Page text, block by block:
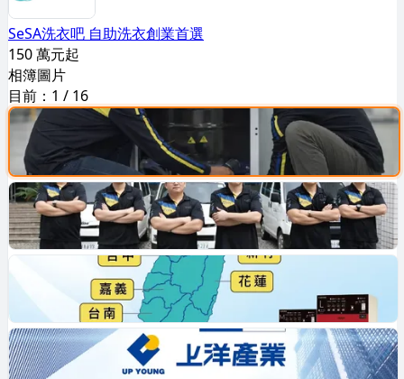
SeSA洗衣吧 自助洗衣創業首選
150 萬元起
相簿圖片
目前： 1 / 16